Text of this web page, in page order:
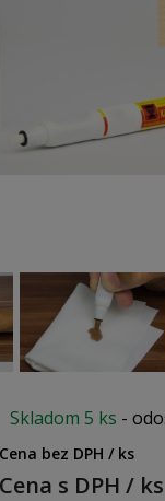
Skladom 5 ks -
Cena bez DPH / ks
Cena s DPH / ks